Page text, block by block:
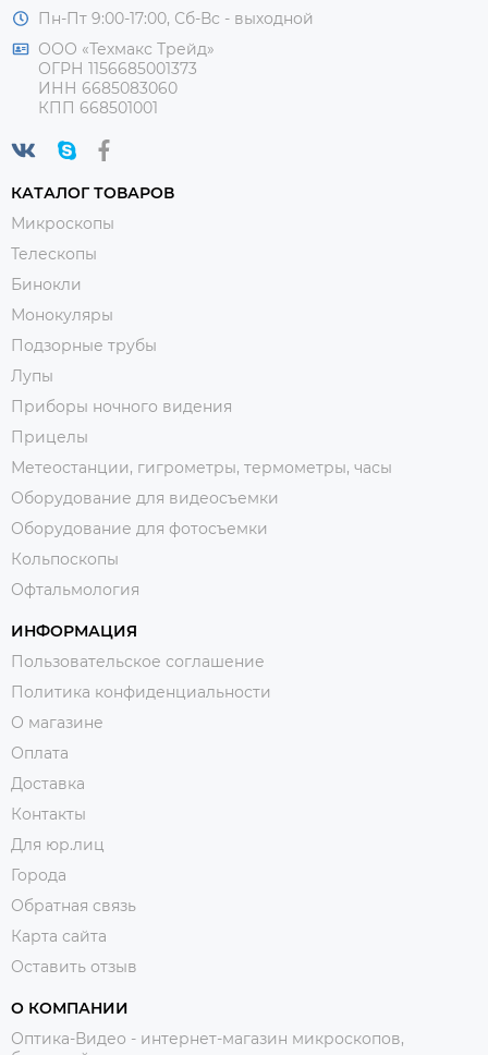
Пн-Пт 9:00-17:00, Сб-Вс - выходной
ООО «Техмакс Трейд»
ОГРН 1156685001373
ИНН 6685083060
КПП 668501001
КАТАЛОГ ТОВАРОВ
Микроскопы
Телескопы
Бинокли
Монокуляры
Подзорные трубы
Лупы
Приборы ночного видения
Прицелы
Метеостанции, гигрометры, термометры, часы
Оборудование для видеосъемки
Оборудование для фотосъемки
Кольпоскопы
Офтальмология
ИНФОРМАЦИЯ
Пользовательское соглашение
Политика конфиденциальности
О магазине
Оплата
Доставка
Контакты
Для юр.лиц
Города
Обратная связь
Карта сайта
Оставить отзыв
О КОМПАНИИ
Оптика-Видео - интернет-магазин микроскопов,